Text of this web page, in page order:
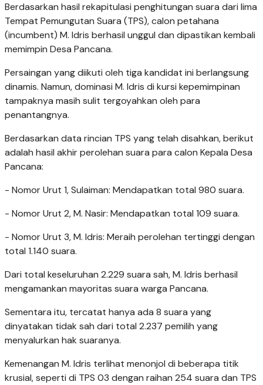
Berdasarkan hasil rekapitulasi penghitungan suara dari lima
Tempat Pemungutan Suara (TPS), calon petahana
(incumbent) M. Idris berhasil unggul dan dipastikan kembali
memimpin Desa Pancana.
​Persaingan yang diikuti oleh tiga kandidat ini berlangsung
dinamis. Namun, dominasi M. Idris di kursi kepemimpinan
tampaknya masih sulit tergoyahkan oleh para
penantangnya.
​Berdasarkan data rincian TPS yang telah disahkan, berikut
adalah hasil akhir perolehan suara para calon Kepala Desa
Pancana:
- ​Nomor Urut 1, Sulaiman: Mendapatkan total 980 suara.
- ​Nomor Urut 2, M. Nasir: Mendapatkan total 109 suara.
- ​Nomor Urut 3, M. Idris: Meraih perolehan tertinggi dengan
total 1.140 suara.
​Dari total keseluruhan 2.229 suara sah, M. Idris berhasil
mengamankan mayoritas suara warga Pancana.
Sementara itu, tercatat hanya ada 8 suara yang
dinyatakan tidak sah dari total 2.237 pemilih yang
menyalurkan hak suaranya.
​Kemenangan M. Idris terlihat menonjol di beberapa titik
krusial, seperti di TPS 03 dengan raihan 254 suara dan TPS